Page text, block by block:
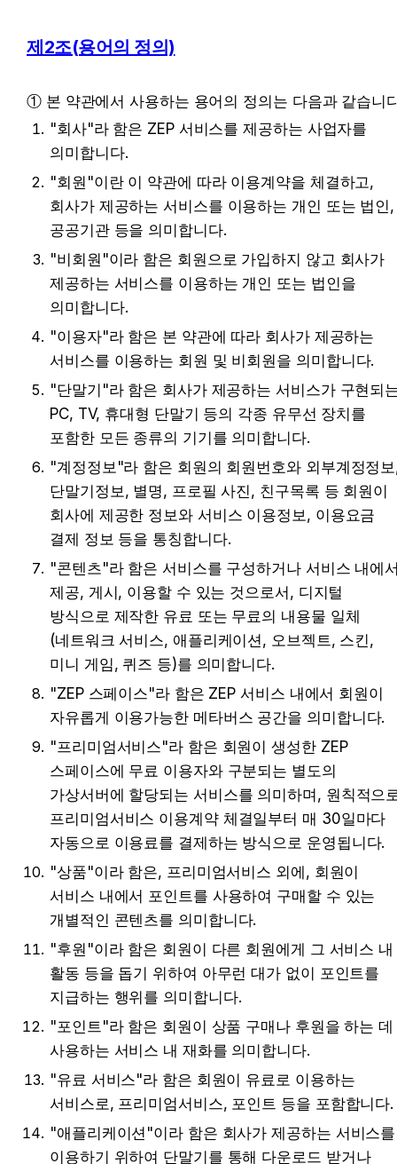
제2조(용어의 정의)
① 본 약관에서 사용하는 용어의 정의는 다음과 같습니
"회사"라 함은 ZEP 서비스를 제공하는 사업자를
의미합니다.
"회원"이란 이 약관에 따라 이용계약을 체결하고,
회사가 제공하는 서비스를 이용하는 개인 또는 법인,
공공기관 등을 의미합니다.
"비회원"이라 함은 회원으로 가입하지 않고 회사가
제공하는 서비스를 이용하는 개인 또는 법인을
의미합니다.
"이용자"라 함은 본 약관에 따라 회사가 제공하는
서비스를 이용하는 회원 및 비회원을 의미합니다.
"단말기"라 함은 회사가 제공하는 서비스가 구현되
PC, TV, 휴대형 단말기 등의 각종 유무선 장치를
포함한 모든 종류의 기기를 의미합니다.
"계정정보"라 함은 회원의 회원번호와 외부계정정
단말기정보, 별명, 프로필 사진, 친구목록 등 회원이
회사에 제공한 정보와 서비스 이용정보, 이용요금
결제 정보 등을 통칭합니다.
"콘텐츠"라 함은 서비스를 구성하거나 서비스 내에
제공, 게시, 이용할 수 있는 것으로서, 디지털
방식으로 제작한 유료 또는 무료의 내용물 일체
(네트워크 서비스, 애플리케이션, 오브젝트, 스킨,
미니 게임, 퀴즈 등)를 의미합니다.
"ZEP 스페이스"라 함은 ZEP 서비스 내에서 회원이
자유롭게 이용가능한 메타버스 공간을 의미합니다.
"프리미엄서비스"라 함은 회원이 생성한 ZEP
스페이스에 무료 이용자와 구분되는 별도의
가상서버에 할당되는 서비스를 의미하며, 원칙적으
프리미엄서비스 이용계약 체결일부터 매 30일마다
자동으로 이용료를 결제하는 방식으로 운영됩니다.
"상품"이라 함은, 프리미엄서비스 외에, 회원이
서비스 내에서 포인트를 사용하여 구매할 수 있는
개별적인 콘텐츠를 의미합니다.
"후원"이라 함은 회원이 다른 회원에게 그 서비스 내
활동 등을 돕기 위하여 아무런 대가 없이 포인트를
지급하는 행위를 의미합니다.
"포인트"라 함은 회원이 상품 구매나 후원을 하는 데
사용하는 서비스 내 재화를 의미합니다.
"유료 서비스"라 함은 회원이 유료로 이용하는
서비스로, 프리미엄서비스, 포인트 등을 포함합니다.
"애플리케이션"이라 함은 회사가 제공하는 서비스를
이용하기 위하여 단말기를 통해 다운로드 받거나